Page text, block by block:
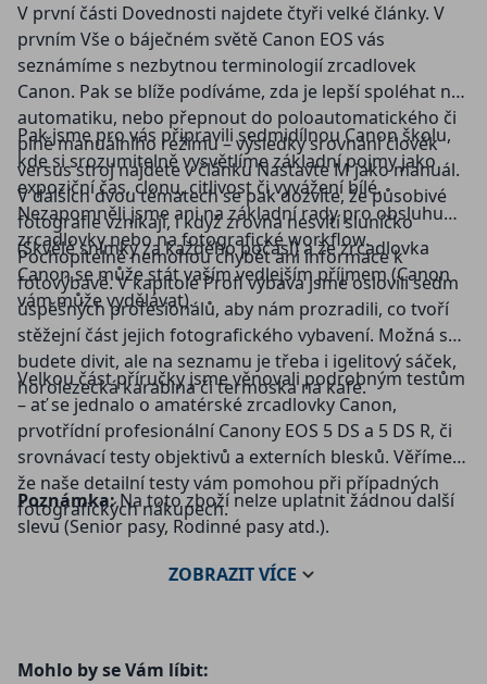
V první části Dovednosti najdete čtyři velké články. V
prvním Vše o báječném světě Canon EOS vás
seznámíme s nezbytnou terminologií zrcadlovek
Canon. Pak se blíže podíváme, zda je lepší spoléhat na
automatiku, nebo přepnout do poloautomatického či
plně manuálního režimu – výsledky srovnání člověk
versus stroj najdete v článku Nastavte M jako manuál.
V dalších dvou tématech se pak dozvíte, že působivé
fotografie vznikají, i když zrovna nesvítí sluníčko
(Skvělé snímky za každého počasí) a že zrcadlovka
Canon se může stát vaším vedlejším příjmem (Canon
vám může vydělávat).
Pak jsme pro vás připravili sedmidílnou Canon školu,
kde si srozumitelně vysvětlíme základní pojmy jako
expoziční čas, clonu, citlivost či vyvážení bílé.
Nezapomněli jsme ani na základní rady pro obsluhu
zrcadlovky nebo na fotografické workflow.
Pochopitelně nemohou chybět ani informace k
fotovýbavě. V kapitole Profi výbava jsme oslovili sedm
úspěšných profesionálů, aby nám prozradili, co tvoří
stěžejní část jejich fotografického vybavení. Možná se
budete divit, ale na seznamu je třeba i igelitový sáček,
horolezecká karabina či termoska na kafe.
Velkou část příručky jsme věnovali podrobným testům
– ať se jednalo o amatérské zrcadlovky Canon,
prvotřídní profesionální Canony EOS 5 DS a 5 DS R, či
srovnávací testy objektivů a externích blesků. Věříme,
že naše detailní testy vám pomohou při případných
fotografických nákupech.
Poznámka:Na toto zboží nelze uplatnit žádnou další
slevu (Senior pasy, Rodinné pasy atd.).
ZOBRAZITVÍCE
Mohlo by se Vám líbit: